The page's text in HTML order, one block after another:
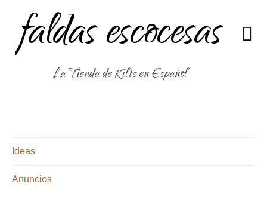
faldas escocesas
La Tienda de Kilts en Español
Ideas
Anuncios